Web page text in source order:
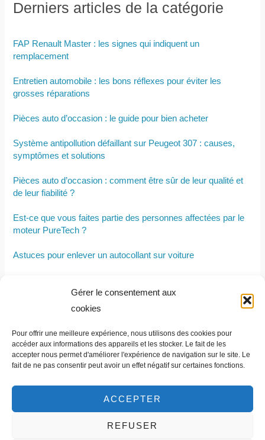
Gérer le consentement aux
cookies
Pour offrir une meilleure expérience, nous utilisons des cookies pour
accéder aux informations des appareils et les stocker. Le fait de les
accepter nous permet d'améliorer l'expérience de navigation sur le site. Le
fait de ne pas consentir peut avoir un effet négatif sur certaines fonctions.
ACCEPTER
REFUSER
Derniers articles de la catégorie
FAP Renault Master : les signes qui indiquent un
remplacement
Entretien automobile : les bons réflexes pour éviter les
grosses réparations
Pièces auto d’occasion : le guide pour bien acheter
Système antipollution défaillant sur Peugeot 307 : causes,
symptômes et solutions
Pièces auto d’occasion : comment être sûr de leur qualité et
de leur fiabilité ?
Est-ce que vous faites partie des personnes affectées par le
moteur PureTech ?
Astuces pour enlever un autocollant sur voiture
Système antipollution défaillant sur Peugeot 207 : causes,
Tapis de coffre : une protection importante pour votre voiture